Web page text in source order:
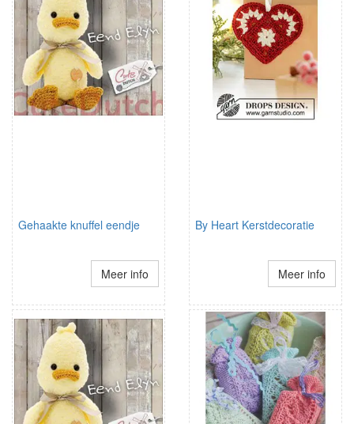
Gehaakte knuffel eendje
Meer info
By Heart Kerstdecoratie
Meer info